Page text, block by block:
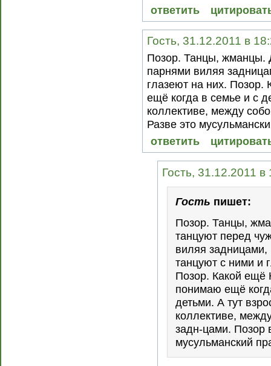
ответить
Гость, 31.12.2011 в
Позор. Танцы, жманцы.
парнями виляя
глазеют на них.
ещё когда в семье и с
коллективе, между
Разве это
ответить
Гость, 31.12.2011
Гость пишет:
Позор. Танцы,
танцуют перед
виляя задницами,
танцуют с ними и
Позор. Какой ещё
понимаю ещё
детьми. А тут
коллективе,
задн-цами. Позор
мусульманский